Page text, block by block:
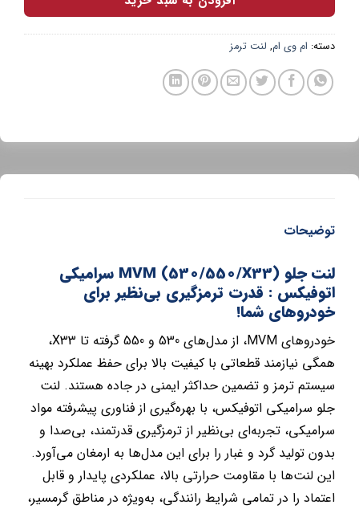
دسته:ام وی ام,لنت ترمز
توضیحات
لنت جلو MVM (530/550/X33) سرامیکی
اتوفیکس : قدرت ترمزگیری بی‌نظیر برای
خودروهای شما!
خودروهای MVM، از مدل‌های 530 و 550 گرفته تا X33،
همگی نیازمند قطعاتی با کیفیت بالا برای حفظ عملکرد بهینه
سیستم ترمز و تضمین حداکثر ایمنی در جاده هستند. لنت
جلو سرامیکی اتوفیکس، با بهره‌گیری از فناوری پیشرفته مواد
سرامیکی، تجربه‌ای بی‌نظیر از ترمزگیری قدرتمند، بی‌صدا و
بدون تولید گرد و غبار را برای این مدل‌ها به ارمغان می‌آورد.
این لنت‌ها با مقاومت حرارتی بالا، عملکردی پایدار و قابل
اعتماد را در تمامی شرایط رانندگی، به‌ویژه در مناطق گرمسیر،